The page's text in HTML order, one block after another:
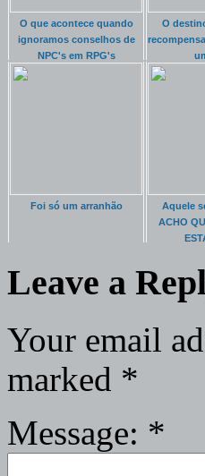
O que acontece quando
ignoramos conselhos de
NPC's em RPG's
O
Foi só um arranhão
Aquele
ACHO
Leave a
Your email
marked *
Message: *